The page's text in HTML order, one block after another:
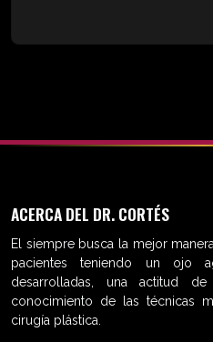
ACERCA DEL DR. CORTÉS
El siempre busca la mejor
pacientes teniendo un ojo
desarrolladas, una actitud
conocimiento de las técnicas
cirugía plástica.